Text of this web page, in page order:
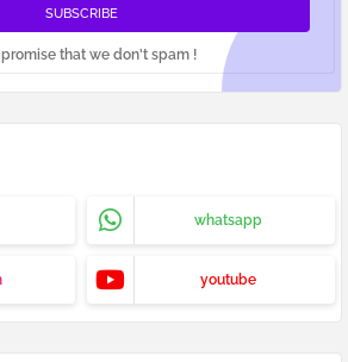
promise that we don't spam !
whatsapp
youtube